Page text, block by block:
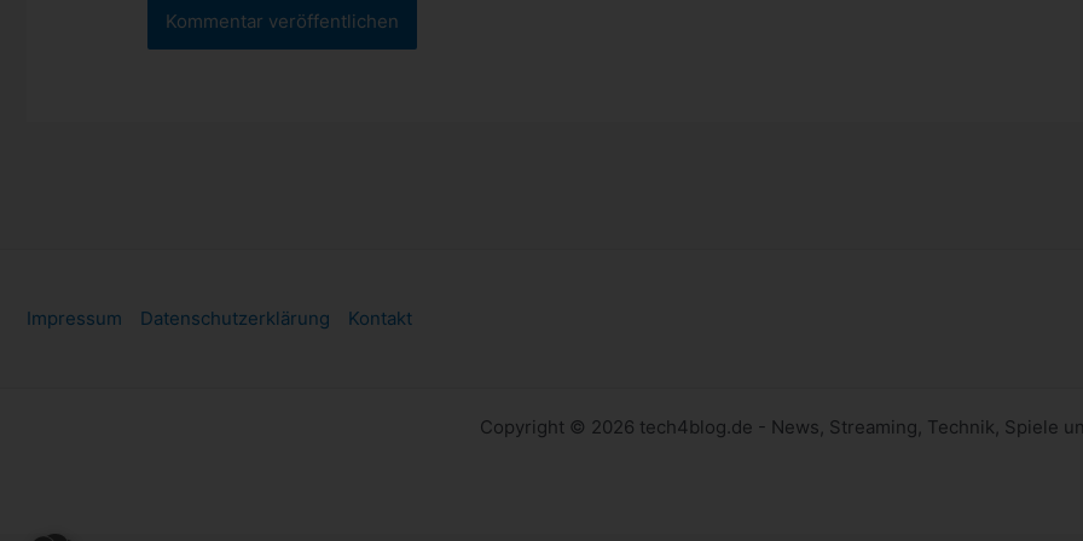
Impressum Datenschutzerklärung Kontakt
Copyright © 2026 tech4blog.de - News, Streaming, Technik, Spiele